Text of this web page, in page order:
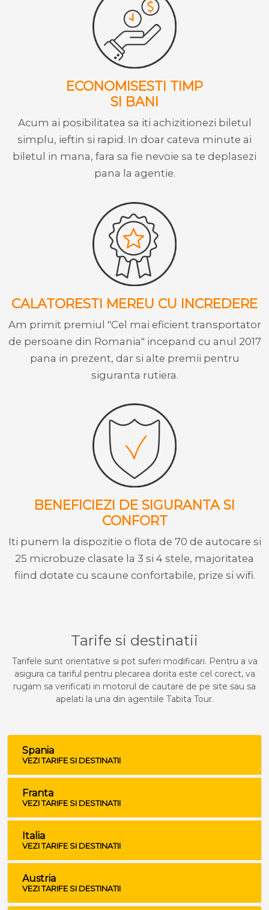
ECONOMISESTI TIMP
SI BANI
Acum ai posibilitatea sa iti achizitionezi biletul
simplu, ieftin si rapid. In doar cateva minute ai
biletul in mana, fara sa fie nevoie sa te deplasezi
pana la agentie.
CALATORESTI MEREU CU INCREDERE
Am primit premiul "Cel mai eficient transportator
de persoane din Romania" incepand cu anul 2017
pana in prezent, dar si alte premii pentru
siguranta rutiera.
BENEFICIEZI DE SIGURANTA SI
CONFORT
Iti punem la dispozitie o flota de 70 de autocare si
25 microbuze clasate la 3 si 4 stele, majoritatea
fiind dotate cu scaune confortabile, prize si wifi.
Tarife si destinatii
Tarifele sunt orientative si pot suferi modificari. Pentru a va
asigura ca tariful pentru plecarea dorita este cel corect, va
rugam sa verificati in motorul de cautare de pe site sau sa
apelati la una din agentiile Tabita Tour.
Spania
VEZI TARIFE SI DESTINATII
Franta
VEZI TARIFE SI DESTINATII
Italia
VEZI TARIFE SI DESTINATII
Austria
VEZI TARIFE SI DESTINATII